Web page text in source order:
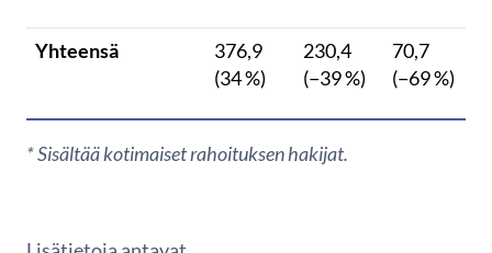
Yhteensä
376,9
(34 %)
230,4
(−39 %)
70,7
(−69 %)
* Sisältää kotimaiset rahoituksen hakijat.